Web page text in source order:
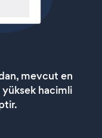
mevcut en
hacimli